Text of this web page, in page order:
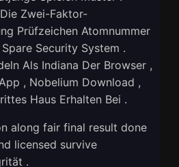
Zwei-Faktor-
Prüfzeichen Atomnummer
Security System .
Als Indiana Der Browser ,
, Nobelium Download ,
Haus Erhalten Bei .
along fair final result done
licensed survive
.